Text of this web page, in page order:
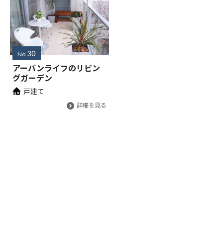
No. 30
アーバンライフのリビン
グガーデン
戸建て
詳細を見る